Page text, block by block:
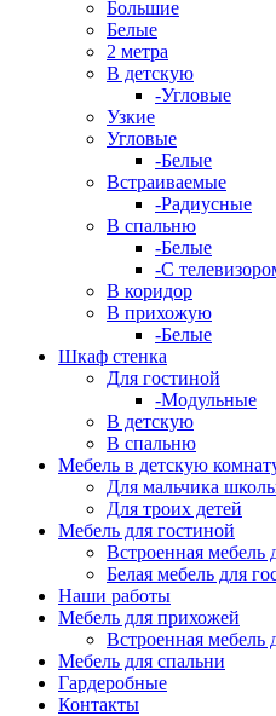
Большие
Белые
2 метра
В детскую
-Угловые
Узкие
Угловые
-Белые
Встраиваемые
-Радиусные
В спальню
-Белые
-С
В коридор
В прихожую
-Белые
Шкаф стенка
Для гостиной
-Модульные
В детскую
В спальню
Мебель в детскую
Для мальчика
Для троих детей
Мебель для гостиной
Встроенная мебель
Белая мебель для
Наши работы
Мебель для прихожей
Встроенная мебель
Мебель для спальни
Гардеробные
Контакты